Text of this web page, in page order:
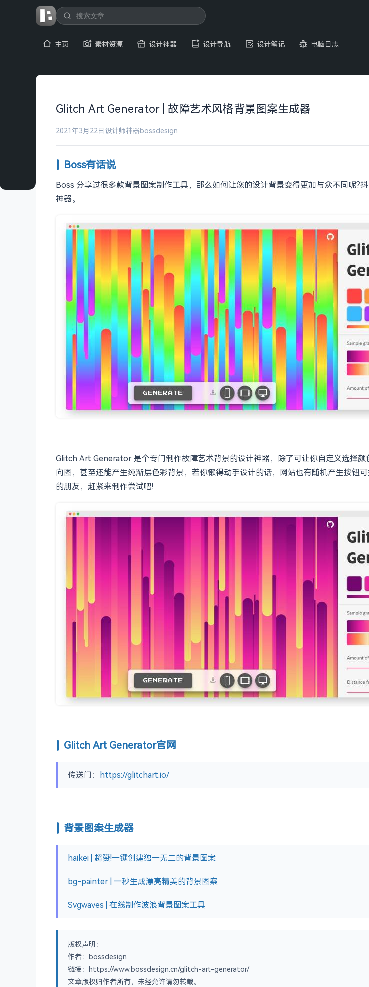
主页 素材资源 设计神器 设计导航 设计笔记 电脑日志
Glitch Art Generator | 故障艺术风格背景图案生成器
2021年3月22日 设计师神器bossdesign
Boss有话说
Boss 分享过很多款背景图案制作工具，那么如何让您的设计背景变得更加与众不同呢?
神器。
Glitch Art Generator 是个专门制作故障艺术背景的设计神器，除了可让你自定义选择
向图，甚至还能产生纯渐层色彩背景，若你懒得动手设计的话，网站也有随机产生按钮
的朋友，赶紧来制作尝试吧!
Glitch Art Generator官网
传送门： https://glitchart.io/
背景图案生成器
haikei | 超赞!一键创建独一无二的背景图案
bg-painter | 一秒生成漂亮精美的背景图案
Svgwaves | 在线制作波浪背景图案工具
版权声明：
作者：bossdesign
链接：https://www.bossdesign.cn/glitch-art-generator/
文章版权归作者所有，未经允许请勿转载。